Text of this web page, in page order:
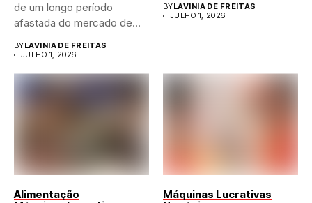
de um longo período
afastada do mercado de...
BYLAVINIA DE FREITAS
JULHO 1, 2026
BYLAVINIA DE FREITAS
JULHO 1, 2026
Alimentação
Máquinas Lucrativas